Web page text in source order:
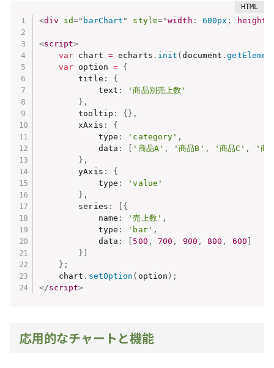
<div id=" barChart " style="width : 600px ; height
<script>
var chart = echarts . init (document .
var option = {
        title
:
{
            text
:
'商品別売上数'
} ,
        tooltip
: {} ,
        xAxis
:
{
            type
: 'category' ,
            data
: [ '商品A' , '商品B' , '商品C' ,
'商
} ,
        yAxis
:
{
            type
:
'value'
} ,
        series
: [ {
            name
: '売上数' ,
            type
: 'bar' ,
            data
: [ 500 , 700 , 900 , 800 , 600 ]
} ]
} ;
    chart
. setOption ( option ) ;
</script>
応用的なチャートと機能